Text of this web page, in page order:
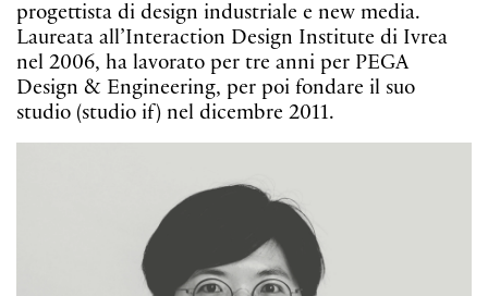
English
Français
Europa
Nord America
Resto del mondo
progettista di design industriale e new media.
Laureata all’Interaction Design Institute di Ivrea
nel 2006, ha lavorato per tre anni per PEGA
Design & Engineering, per poi fondare il suo
studio (studio if) nel dicembre 2011.